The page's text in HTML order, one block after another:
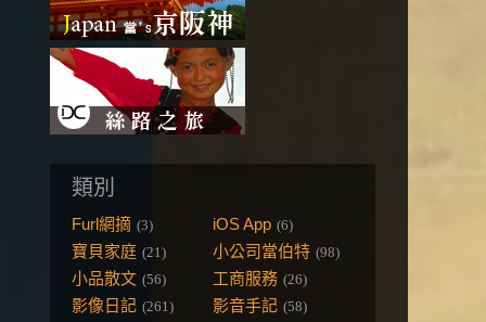
類別
Furl網摘 (3) iOS App (6)
寶貝家庭 (21) 小公司當伯特 (98)
小品散文 (56) 工商服務 (26)
影像日記 (261) 影音手記 (58)